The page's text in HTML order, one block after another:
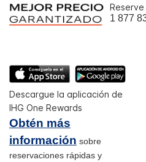
1 877
Descargue la aplicación de
IHG One Rewards
Obtén más
información sobre
reservaciones rápidas y